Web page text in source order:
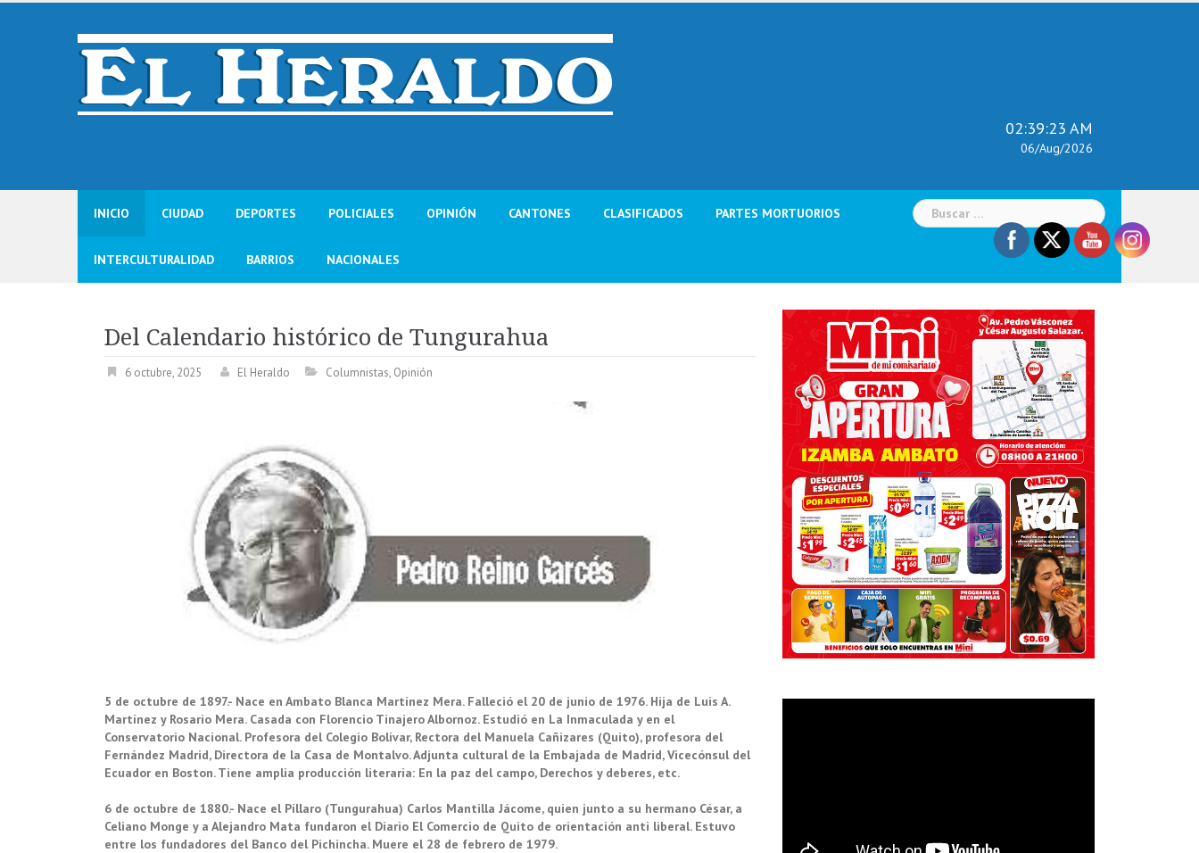
Skip
02:39:24 AM
06/Aug/2026
INICIO CIUDAD DEPORTES POLICIALES OPINIÓN CANTONES CLASIFICADOS PARTES MORTUORIOS
INTERCULTURALIDAD BARRIOS NACIONALES
Buscar:
Del Calendario histórico de Tungurahua
6 octubre, 2025 El Heraldo Columnistas, Opinión
5 de octubre de 1897.- Nace en Ambato Blanca Martínez Mera. Falleció el 20 de junio de 1976. Hija de Luis A.
Martínez y Rosario Mera. Casada con Florencio Tinajero Albornoz. Estudió en La Inmaculada y en el
Conservatorio Nacional. Profesora del Colegio Bolívar, Rectora del Manuela Cañizares (Quito), profesora del
Fernández Madrid, Directora de la Casa de Montalvo. Adjunta cultural de la Embajada de Madrid, Vicecónsul del
Ecuador en Boston. Tiene amplia producción literaria: En la paz del campo, Derechos y deberes, etc.
6 de octubre de 1880.- Nace el Píllaro (Tungurahua) Carlos Mantilla Jácome, quien junto a su hermano César, a
Celiano Monge y a Alejandro Mata fundaron el Diario El Comercio de Quito de orientación anti liberal. Estuvo
entre los fundadores del Banco del Pichincha. Muere el 28 de febrero de 1979.